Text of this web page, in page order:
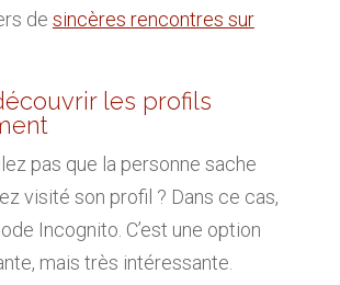
de sincères rencontres sur
les profils
pas que la personne sache
visité son profil ? Dans ce cas,
Incognito. C’est une option
mais très intéressante.